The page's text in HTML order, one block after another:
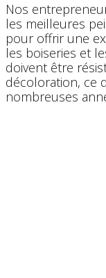
Nos
les ​meilleures
pour offrir une
les boiseries et
doivent être
décoloration, ce
nombreuses